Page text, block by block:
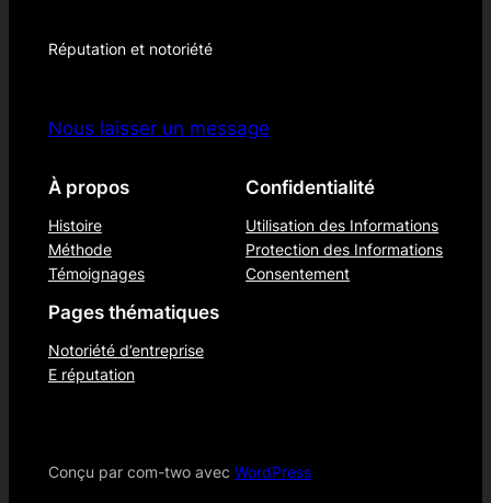
Réputation et notoriété
Nous laisser un message
À propos
Histoire
Méthode
Témoignages
Confidentialité
Utilisation des Informations
Protection des Informations
Consentement
Pages thématiques
Notoriété d’entreprise
E réputation
Conçu par com-two avec WordPress